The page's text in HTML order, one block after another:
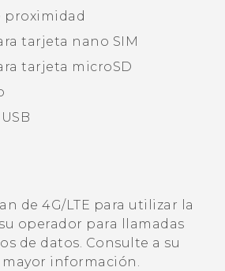
proximidad
tarjeta nano SIM
tarjeta microSD
de 4G‍/ LTE para utilizar la
operador para llamadas
de datos. Consulte a su
información.